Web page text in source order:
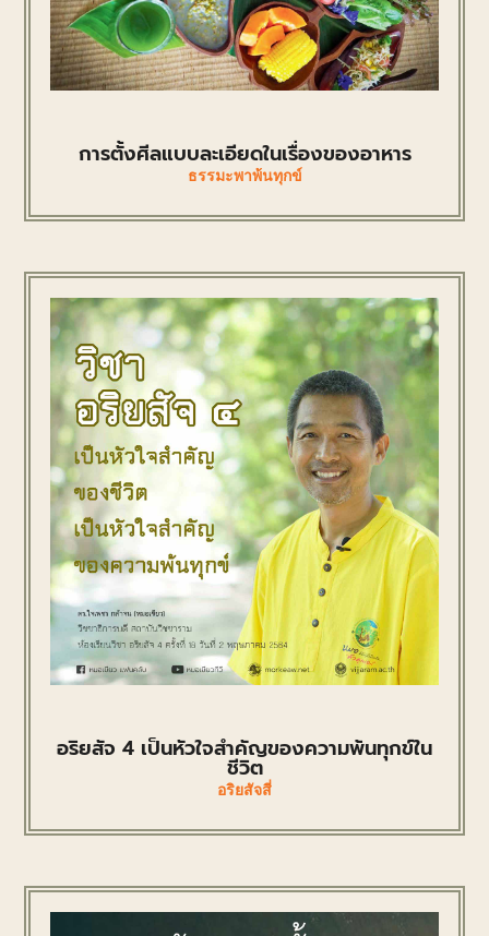
การตั้งศีลแบบละเอียดในเรื่องของอาหาร
ธรรมะพาพ้นทุกข์
อริยสัจ 4 เป็นหัวใจสำคัญของความพ้นทุกข์ใน
ชีวิต
อริยสัจสี่